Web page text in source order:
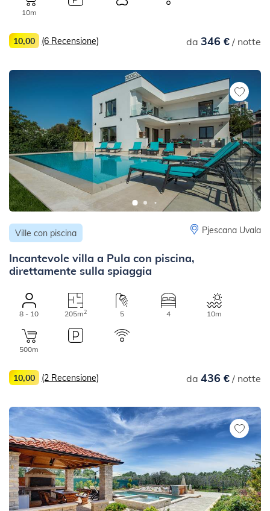
10m
da 346 €/ notte
10,00 (6 Recensione)
Ville con piscina Pjescana Uvala
Incantevole villa a Pula con piscina,
direttamente sulla spiaggia
8 - 10 205m2 5 4 10m
500m
da 436 €/ notte
10,00 (2 Recensione)